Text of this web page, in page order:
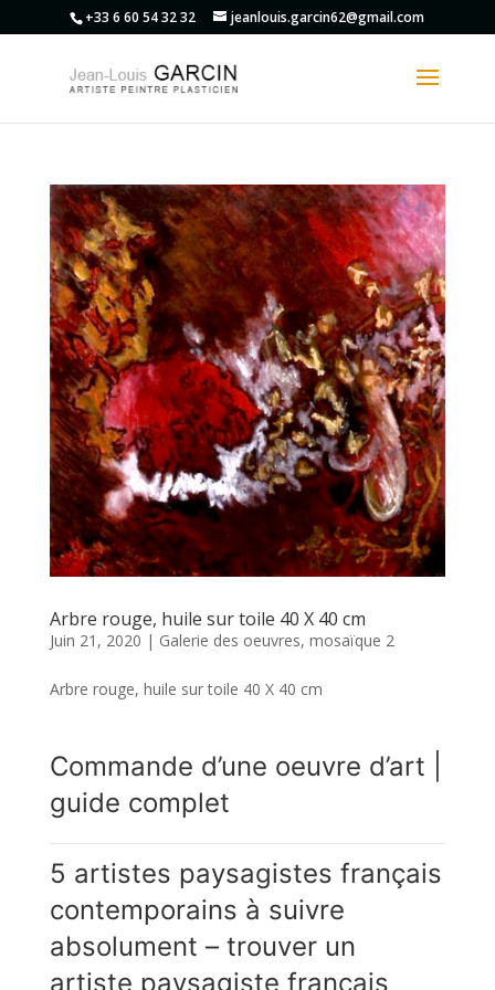
+33 6 60 54 32 32 jeanlouis.garcin62@gmail.com
Arbre rouge, huile sur toile 40 X 40 cm
Juin 21, 2020 | Galerie des oeuvres, mosaïque 2
Arbre rouge, huile sur toile 40 X 40 cm
Commande d’une oeuvre d’art |
guide complet
5 artistes paysagistes français
contemporains à suivre
absolument – trouver un
artiste paysagiste français